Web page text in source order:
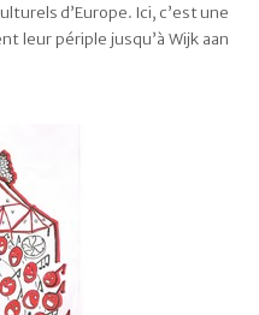
d’Europe. Ici, c’est une
leur périple jusqu’à Wijk aan